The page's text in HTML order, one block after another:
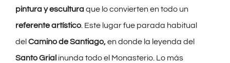
pintura y esculturaque lo convierten en todo un
referente artístico. Este lugar fue parada habitual
del Camino de Santiago,en donde la leyenda del
Santo Grial inunda todo el Monasterio. Lo más